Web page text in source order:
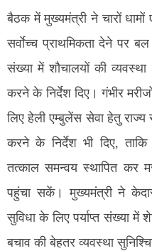
बैठक में मुख्यमंत्री ने चारों धामों
सर्वाेच्च प्राथमिकता देने पर बल
संख्या में शौचालयों की
करने के निर्देश दिए। गंभीर
लिए हेली एम्बुलेंस सेवा हेतु
करने के निर्देश भी दिए,
तत्काल समन्वय स्थापित कर
पहुंचा सकें। मुख्यमंत्री ने
सुविधा के लिए पर्याप्त संख्या में
बचाव की बेहतर व्यवस्था